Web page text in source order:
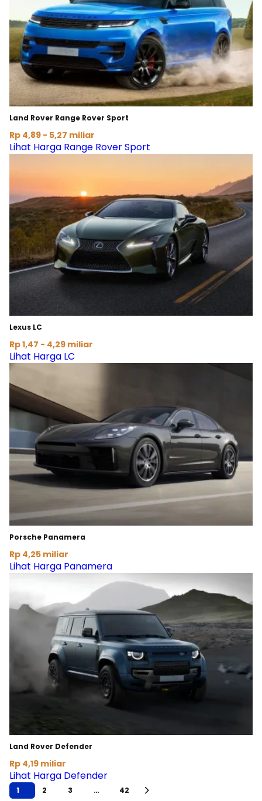
Land Rover Range Rover Sport
Rp 4,89 - 5,27 miliar
Lihat Harga Range Rover Sport
Lexus LC
Rp 1,47 - 4,29 miliar
Lihat Harga LC
Porsche Panamera
Rp 4,25 miliar
Lihat Harga Panamera
Land Rover Defender
Rp 4,19 miliar
Lihat Harga Defender
1 2 3 … 42